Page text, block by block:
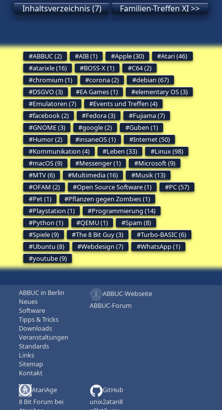
Inhaltsverzeichnis (7)
Familien-Treffen XI >>
ABBUC (2) AIB (1) Apple (30)
Atari (46)
atarixle (16)
BOSS-X (1)
C64 (2)
chromium (1)
corona (2)
debian (67)
DSGVO (3)
EA Games (1)
elementary OS (3)
Emulatoren (7)
Events und Treffen (4)
facebook (2)
Fedora (3)
Fujiama (7)
GNOME (3)
google (2)
Guben (1)
Humor (2)
insaneOS (1)
Internet (50)
Kommunikation (4)
Leben (33)
Linux (98)
macOS (9)
Messenger (1)
Microsoft (9)
MTV (6)
Multimedia (16)
Musik (13)
OFAM (2)
Open Source Software (1)
PC (57)
Pet (1)
Pflanzen gegen Zombies (1)
Playstation (1)
Programmierung (14)
Python (1)
QEMU (1)
Spam (8)
Spiele (9)
The 8 Bit Guy (3)
Turbo-BASIC (6)
Ubuntu (8)
Webdesign (7)
WhatsApp (1)
youtube (9)
ABBUC in Berlin
Neues
Software
Tipps & Tricks
Downloads
Veranstaltungen
Standards
Links
Sitemap
Kontakt
ABBUC-Webseite
ABBUC-Forum
AtariAge
8 Bit Forum bei
GitHub
unix2atari8